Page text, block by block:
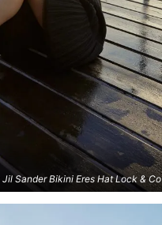
Sander Bikini Eres Hat Lock & Co